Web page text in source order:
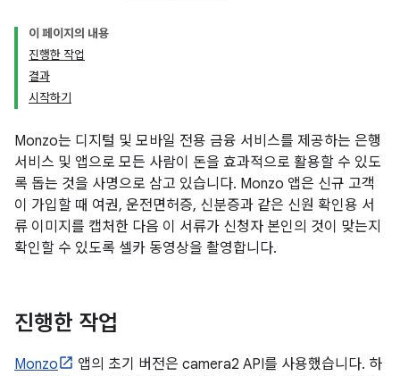
이 페이지의 내용
진행한 작업
결과
시작하기
Monzo는 디지털 및 모바일 전용 금융 서비스를 제공하는 은행
서비스 및 앱으로 모든 사람이 돈을 효과적으로 활용할 수 있도
록 돕는 것을 사명으로 삼고 있습니다. Monzo 앱은 신규 고객
이 가입할 때 여권, 운전면허증, 신분증과 같은 신원 확인용 서
류 이미지를 캡처한 다음 이 서류가 신청자 본인의 것이 맞는지
확인할 수 있도록 셀카 동영상을 촬영합니다.
진행한 작업
Monzo
앱의 초기 버전은 camera2 API를 사용했습니다. 하